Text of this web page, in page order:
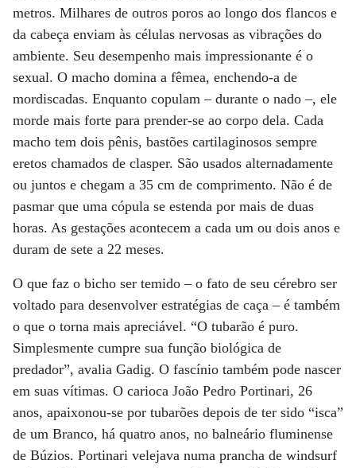
metros. Milhares de outros poros ao longo dos flancos e
da cabeça enviam às células nervosas as vibrações do
ambiente. Seu desempenho mais impressionante é o
sexual. O macho domina a fêmea, enchendo-a de
mordiscadas. Enquanto copulam – durante o nado –, ele
morde mais forte para prender-se ao corpo dela. Cada
macho tem dois pênis, bastões cartilaginosos sempre
eretos chamados de clasper. São usados alternadamente
ou juntos e chegam a 35 cm de comprimento. Não é de
pasmar que uma cópula se estenda por mais de duas
horas. As gestações acontecem a cada um ou dois anos e
duram de sete a 22 meses.
O que faz o bicho ser temido – o fato de seu cérebro ser
voltado para desenvolver estratégias de caça – é também
o que o torna mais apreciável. “O tubarão é puro.
Simplesmente cumpre sua função biológica de
predador”, avalia Gadig. O fascínio também pode nascer
em suas vítimas. O carioca João Pedro Portinari, 26
anos, apaixonou-se por tubarões depois de ter sido “isca”
de um Branco, há quatro anos, no balneário fluminense
de Búzios. Portinari velejava numa prancha de windsurf